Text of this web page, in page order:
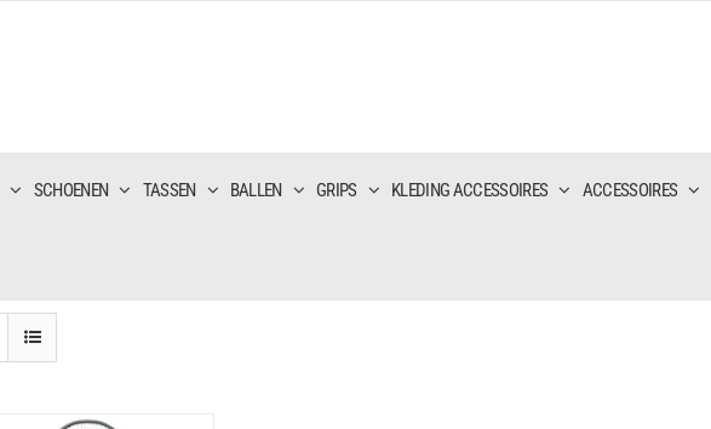
SCHOENEN TASSEN BALLEN GRIPS KLEDING ACCESSOIRES ACCESSOIRES